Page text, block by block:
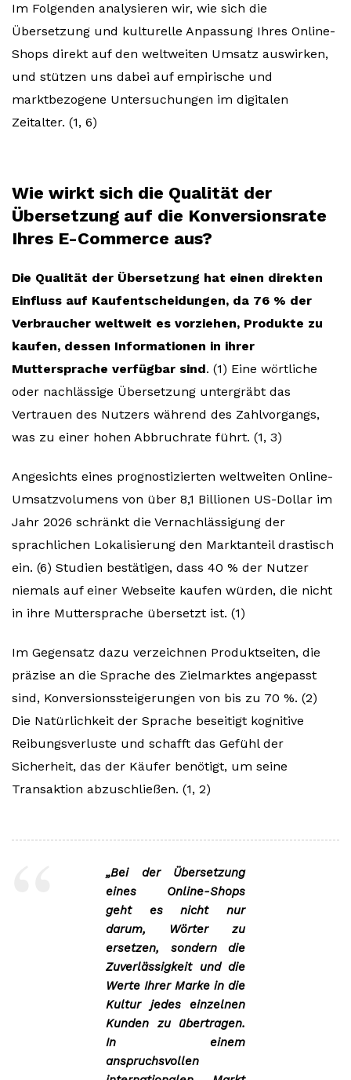
Im Folgenden analysieren wir, wie sich die
Übersetzung und kulturelle Anpassung Ihres Online-
Shops direkt auf den weltweiten Umsatz auswirken,
und stützen uns dabei auf empirische und
marktbezogene Untersuchungen im digitalen
Zeitalter. (1, 6)
Wie wirkt sich die Qualität der
Übersetzung auf die Konversionsrate
Ihres E-Commerce aus?
Die Qualität der Übersetzung hat einen direkten
Einfluss auf Kaufentscheidungen, da 76 % der
Verbraucher weltweit es vorziehen, Produkte zu
kaufen, dessen Informationen in ihrer
Muttersprache verfügbar sind. (1) Eine wörtliche
oder nachlässige Übersetzung untergräbt das
Vertrauen des Nutzers während des Zahlvorgangs,
was zu einer hohen Abbruchrate führt. (1, 3)
Angesichts eines prognostizierten weltweiten Online-
Umsatzvolumens von über 8,1 Billionen US-Dollar im
Jahr 2026 schränkt die Vernachlässigung der
sprachlichen Lokalisierung den Marktanteil drastisch
ein. (6) Studien bestätigen, dass 40 % der Nutzer
niemals auf einer Webseite kaufen würden, die nicht
in ihre Muttersprache übersetzt ist. (1)
Im Gegensatz dazu verzeichnen Produktseiten, die
präzise an die Sprache des Zielmarktes angepasst
sind, Konversionssteigerungen von bis zu 70 %. (2)
Die Natürlichkeit der Sprache beseitigt kognitive
Reibungsverluste und schafft das Gefühl der
Sicherheit, das der Käufer benötigt, um seine
Transaktion abzuschließen. (1, 2)
„Bei der Übersetzung
eines Online-Shops
geht es nicht nur
darum, Wörter zu
ersetzen, sondern die
Zuverlässigkeit und die
Werte Ihrer Marke in die
Kultur jedes einzelnen
Kunden zu übertragen.
In einem
anspruchsvollen